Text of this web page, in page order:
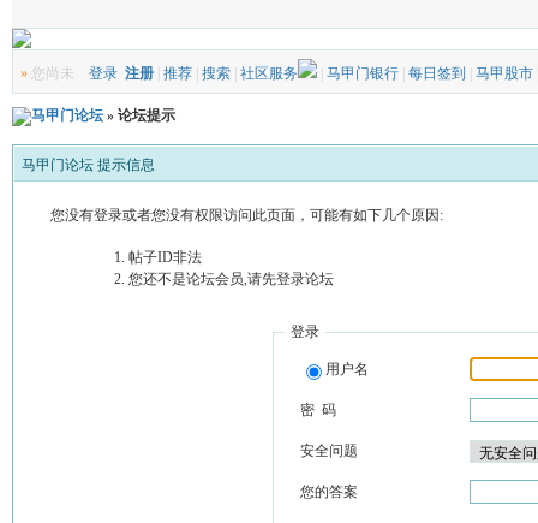
»您尚未 登录 注册| 推荐| 搜索| 社区服务 | 马甲门银行| 每日签到 马甲股市
马甲门论坛» 论坛提示
马甲门论坛 提示信息
您没有登录或者您没有权限访问此页面，可能有如下几个原因:
帖子ID非法
您还不是论坛会员,请先登录论坛
登录
用户名
密 码
安全问题
您的答案